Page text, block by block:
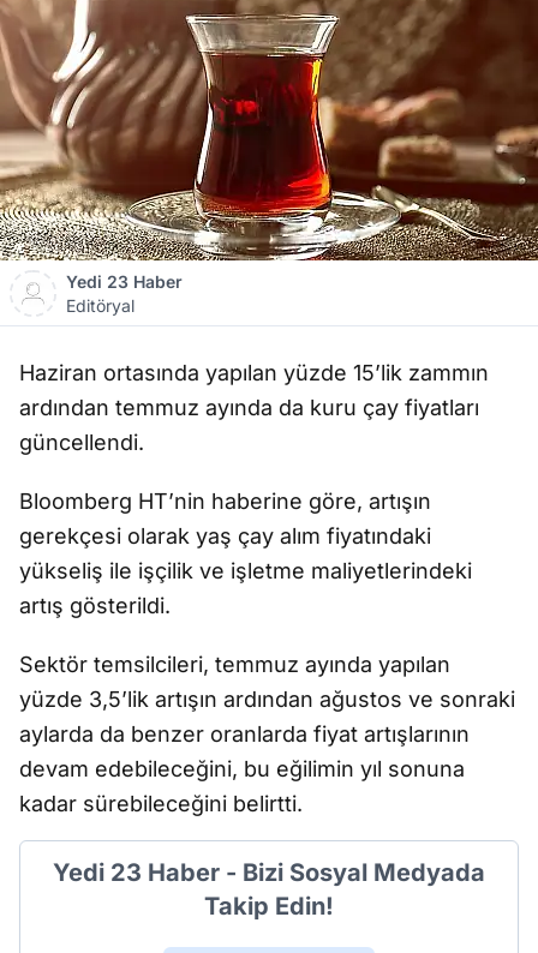
Yedi 23 Haber
Editöryal
Haziran ortasında yapılan yüzde 15’lik zammın
ardından temmuz ayında da kuru çay fiyatları
güncellendi.
Bloomberg HT’nin haberine göre, artışın
gerekçesi olarak yaş çay alım fiyatındaki
yükseliş ile işçilik ve işletme maliyetlerindeki
artış gösterildi.
Sektör temsilcileri, temmuz ayında yapılan
yüzde 3,5’lik artışın ardından ağustos ve sonraki
aylarda da benzer oranlarda fiyat artışlarının
devam edebileceğini, bu eğilimin yıl sonuna
kadar sürebileceğini belirtti.
Yedi 23 Haber - Bizi Sosyal Medyada
Takip Edin!